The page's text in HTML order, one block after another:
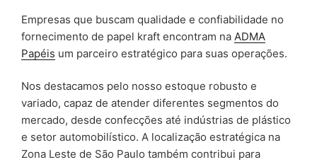
Empresas que buscam qualidade e confiabilidade no
fornecimento de papel kraft encontram na ADMA
Papéis um parceiro estratégico para suas operações.
Nos destacamos pelo nosso estoque robusto e
variado, capaz de atender diferentes segmentos do
mercado, desde confecções até indústrias de plástico
e setor automobilístico. A localização estratégica na
Zona Leste de São Paulo também contribui para